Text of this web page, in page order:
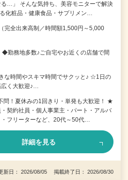
る…」 そんな気持ち、美容モニターで解決
化粧品・健康食品・サプリメン…
完全出来高制／時間額1,500円～5,000
勤務地多数♪ご自宅やお近くの店舗で間
な時間やスキマ時間でサクッと♪ ☆1日の
広く大歓迎♪…
問！夏休みの1回きり・単発も大歓迎！ ★
契約社員・個人事業主・パート・アルバ
・フリーターなど、20代～50代…
詳細を見る
新日： 2026/08/05 掲載終了日： 2026/08/30